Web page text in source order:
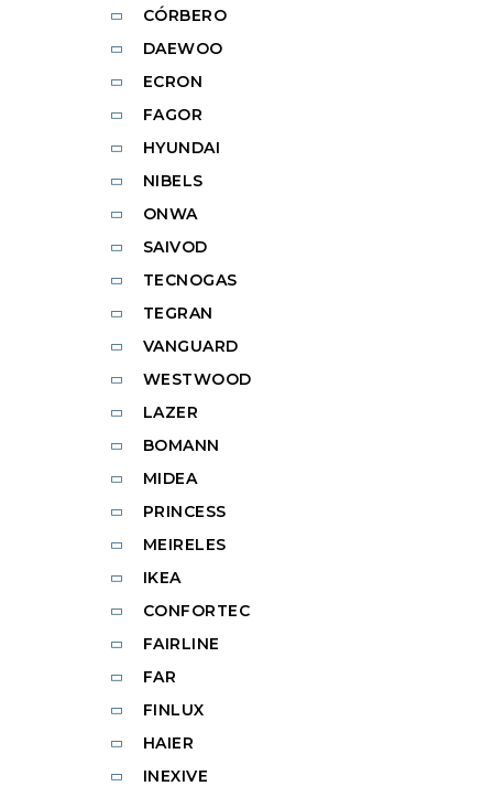
CÓRBERO
DAEWOO
ECRON
FAGOR
HYUNDAI
NIBELS
ONWA
SAIVOD
TECNOGAS
TEGRAN
VANGUARD
WESTWOOD
LAZER
BOMANN
MIDEA
PRINCESS
MEIRELES
IKEA
CONFORTEC
FAIRLINE
FAR
FINLUX
HAIER
INEXIVE